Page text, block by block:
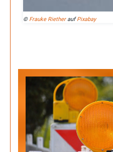
© Frauke RietheraufPixabay